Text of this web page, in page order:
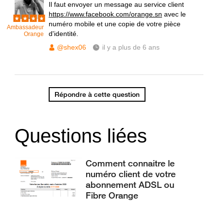
Ambassadeur
Orange
Il faut envoyer un message au service client
https://www.facebook.com/orange.sn avec le
numéro mobile et une copie de votre pièce
d'identité.
@shex06
il y a plus de 6 ans
Répondre à cette question
Questions liées
Comment connaitre le
numéro client de votre
abonnement ADSL ou
Fibre Orange